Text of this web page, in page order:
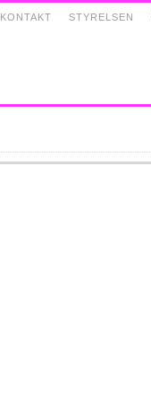
STYRELSEN
KONTAKT